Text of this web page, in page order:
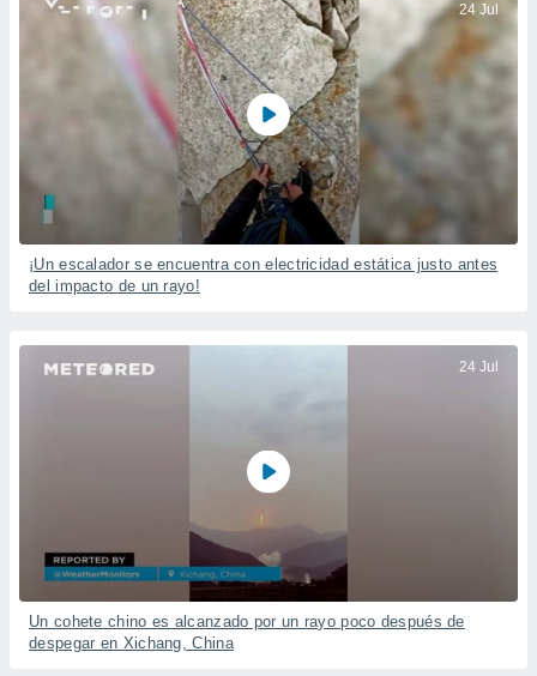
24 Jul
¡Un escalador se encuentra con electricidad estática justo antes
del impacto de un rayo!
24 Jul
Un cohete chino es alcanzado por un rayo poco después de
despegar en Xichang, China